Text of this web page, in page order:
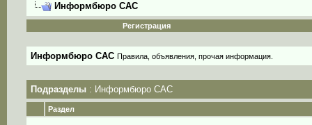
Информбюро САС
Регистрация
Информбюро САС Правила, объявления, прочая информация.
Подразделы : Информбюро САС
Раздел